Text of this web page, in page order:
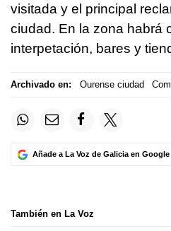
visitada y el principal
ciudad. En la zona habrá
interpetación, bares y
Archivado en: Ourense ciudad
Añade a La Voz de Galicia en Google
También en La Voz